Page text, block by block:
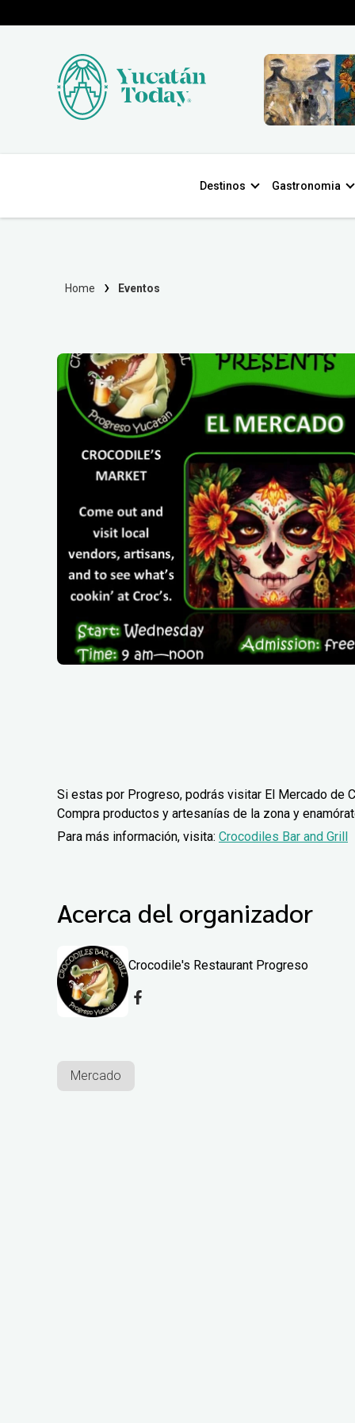
Destinos Gastronomia
Home Eventos
Si estas por Progreso, podrás visitar El Mercado de
Compra productos y artesanías de la zona y
Para más información, visita: Crocodiles Bar and Grill
Acerca del organizador
Crocodile's Restaurant Progreso
Mercado